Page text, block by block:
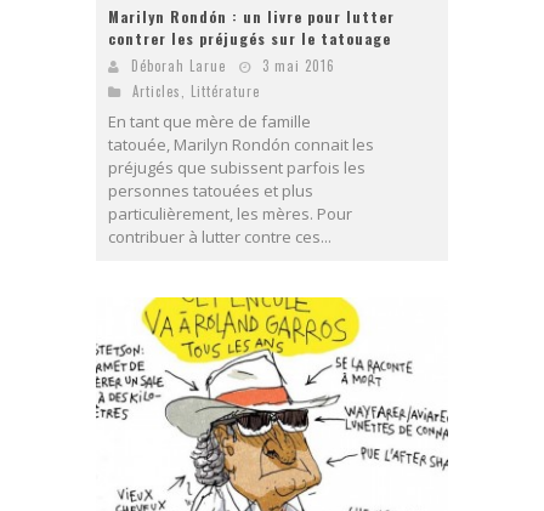
Marilyn Rondón : un livre pour lutter
contrer les préjugés sur le tatouage
Déborah Larue
3 mai 2016
Articles, Littérature
En tant que mère de famille
tatouée, Marilyn Rondón connait les
préjugés que subissent parfois les
personnes tatouées et plus
particulièrement, les mères. Pour
contribuer à lutter contre ces...